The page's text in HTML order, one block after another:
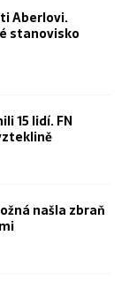
Aberlovi.
stanovisko
15 lidí. FN
našla zbraň